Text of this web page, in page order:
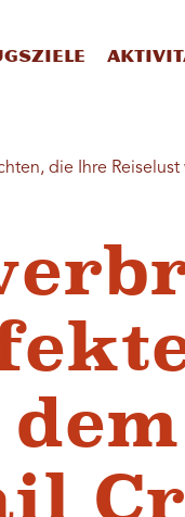
die Ihre Reiselust